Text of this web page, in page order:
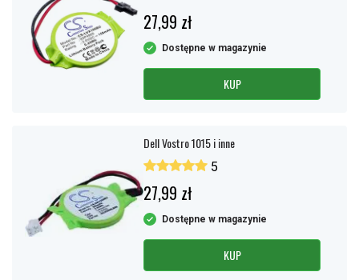
27,99 zł
Dostępne w magazynie
KUP
Dell Vostro 1015 i inne
5
27,99 zł
Dostępne w magazynie
KUP